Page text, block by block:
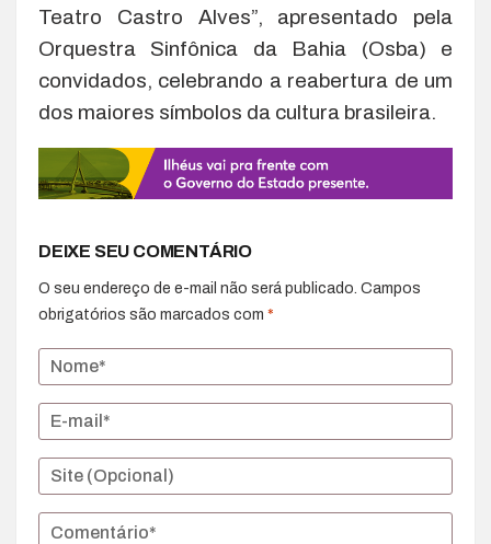
Teatro Castro Alves”, apresentado pela
Orquestra Sinfônica da Bahia (Osba) e
convidados, celebrando a reabertura de um
dos maiores símbolos da cultura brasileira.
DEIXE SEU COMENTÁRIO
O seu endereço de e-mail não será publicado. Campos
obrigatórios são marcados com *